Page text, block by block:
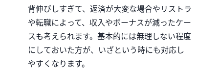
背伸びしすぎて、返済が大変な場合やリストラ
や転職によって、収入やボーナスが減ったケー
スも考えられます。基本的には無理しない程度
にしておいた方が、いざという時にも対応し
やすくなります。